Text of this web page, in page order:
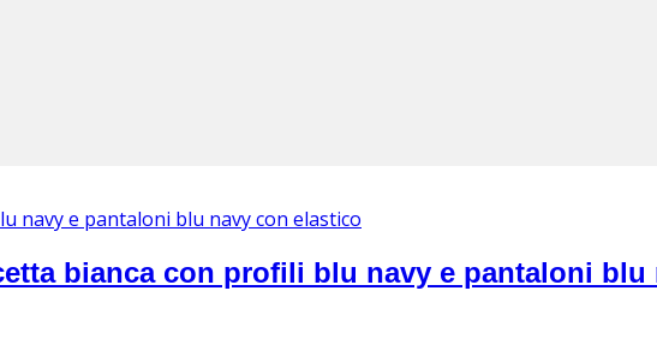
bianca con profili blu navy e pantaloni